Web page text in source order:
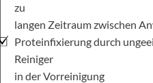
zu
langen Zeitraum zwischen
Proteinfixierung durch
Reiniger
in der Vorreinigung